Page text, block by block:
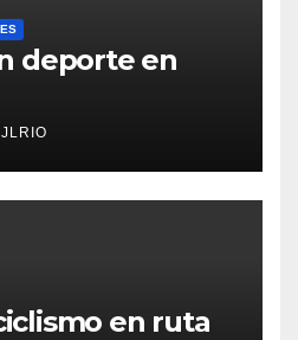
deporte en
JLRIO
en ruta